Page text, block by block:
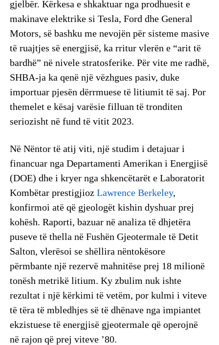
gjelbër. Kërkesa e shkaktuar nga prodhuesit e
makinave elektrike si Tesla, Ford dhe General
Motors, së bashku me nevojën për sisteme masive
të ruajtjes së energjisë, ka rritur vlerën e “arit të
bardhë” në nivele stratosferike. Për vite me radhë,
SHBA-ja ka qenë një vëzhgues pasiv, duke
importuar pjesën dërrmuese të litiumit të saj. Por
themelet e kësaj varësie filluan të tronditen
seriozisht në fund të vitit 2023.
Në Nëntor të atij viti, një studim i detajuar i
financuar nga Departamenti Amerikan i Energjisë
(DOE) dhe i kryer nga shkencëtarët e Laboratorit
Kombëtar prestigjioz Lawrence Berkeley,
konfirmoi atë që gjeologët kishin dyshuar prej
kohësh. Raporti, bazuar në analiza të dhjetëra
puseve të thella në Fushën Gjeotermale të Detit
Salton, vlerësoi se shëllira nëntokësore
përmbante një rezervë mahnitëse prej 18 milionë
tonësh metrikë litium. Ky zbulim nuk ishte
rezultat i një kërkimi të vetëm, por kulmi i viteve
të tëra të mbledhjes së të dhënave nga impiantet
ekzistuese të energjisë gjeotermale që operojnë
në rajon që prej viteve ’80.